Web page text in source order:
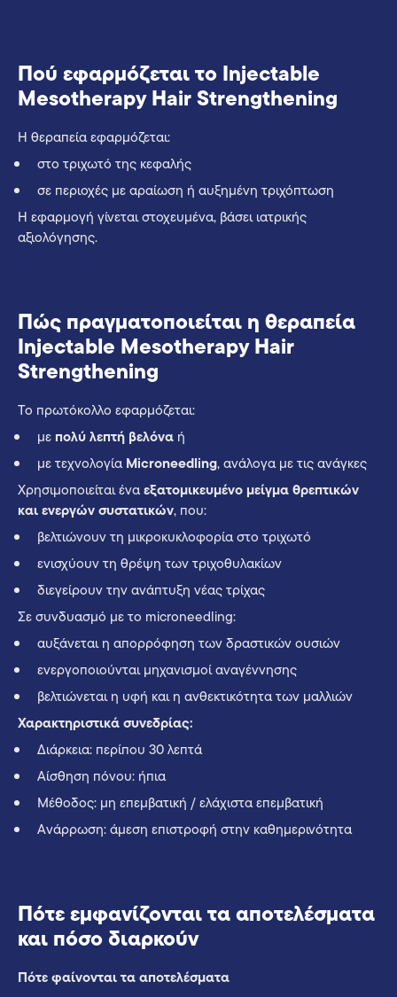
Πού εφαρμόζεται το Injectable
Mesotherapy Hair Strengthening
Η θεραπεία εφαρμόζεται:
στο τριχωτό της κεφαλής
σε περιοχές με αραίωση ή αυξημένη τριχόπτωση
Η εφαρμογή γίνεται στοχευμένα, βάσει ιατρικής
αξιολόγησης.
Πώς πραγματοποιείται η θεραπεία
Injectable Mesotherapy Hair
Strengthening
Το πρωτόκολλο εφαρμόζεται:
με πολύ λεπτή βελόνα ή
με τεχνολογίαMicroneedling, ανάλογα με τις ανάγκες
Χρησιμοποιείται έναεξατομικευμένο μείγμα θρεπτικών
και ενεργών συστατικών, που:
βελτιώνουν τη μικροκυκλοφορία στο τριχωτό
ενισχύουν τη θρέψη των τριχοθυλακίων
διεγείρουν την ανάπτυξη νέας τρίχας
Σε συνδυασμό με το microneedling:
αυξάνεται η απορρόφηση των δραστικών ουσιών
ενεργοποιούνται μηχανισμοί αναγέννησης
βελτιώνεται η υφή και η ανθεκτικότητα των μαλλιών
Χαρακτηριστικά συνεδρίας:
Διάρκεια: περίπου 30 λεπτά
Αίσθηση πόνου: ήπια
Μέθοδος: μη επεμβατική / ελάχιστα επεμβατική
Ανάρρωση: άμεση επιστροφή στην καθημερινότητα
Πότε εμφανίζονται τα αποτελέσματα
και πόσο διαρκούν
Πότε φαίνονται τα αποτελέσματα